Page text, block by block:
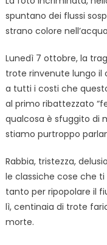
spuntano dei flussi
strano colore
Lunedì 7 ottobre, la
trote rinvenute lungo il
a tutti i costi che
al primo ribattezzato
qualcosa è sfuggito di
stiamo purtroppo
Rabbia, tristezza,
le classiche cose che
tanto per ripopolare il
lì, centinaia di trote
morte.